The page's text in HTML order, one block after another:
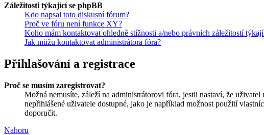
Záležitosti týkající se phpBB
Kdo napsal toto diskusní fórum?
Proč ve fóru není funkce XY?
Koho mám kontaktovat ohledně stížnosti a/nebo právních záležitostí
Jak můžu kontaktovat administrátora fóra?
Přihlašování a registrace
Proč se musím zaregistrovat?
Možná nemusíte, záleží na administrátorovi fóra, jestli nastaví, že
nepřihlášené uživatele dostupné, jako je například možnost použití
doporučit.
Nahoru